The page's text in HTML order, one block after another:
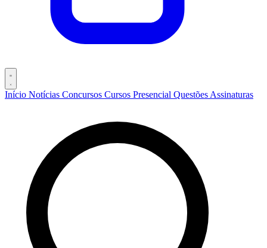
Início Notícias Concursos Cursos Presencial Questões Assinaturas